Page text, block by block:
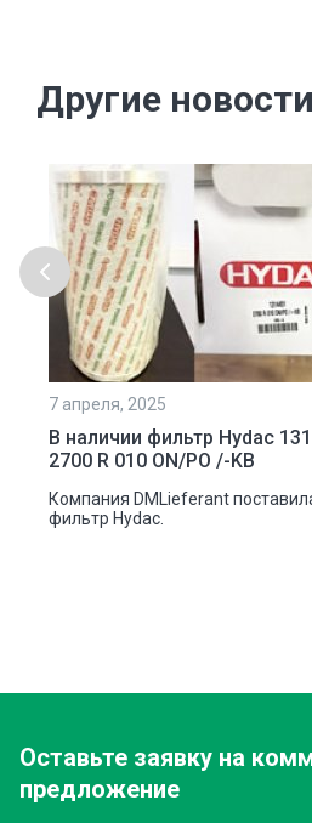
Другие новости
7 апреля, 2025
В наличии фильтр Hydac
2700 R 010 ON/PO /-KB
Компания DMLieferant
фильтр Hydac.
Оставьте заявку на
предложение